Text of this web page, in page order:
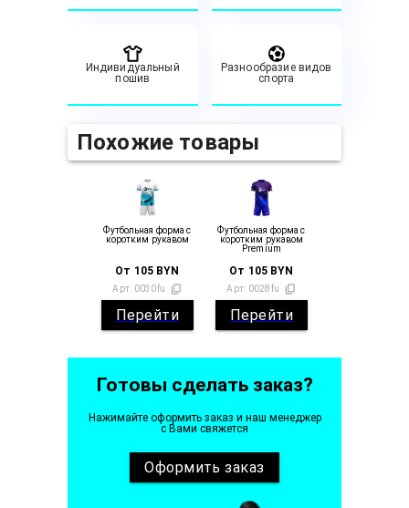
Индивидуальный
пошив
Разнообразие видов
спорта
Похожие товары
Футбольная форма с
коротким рукавом
От 105 BYN
Арт: 0030fu
Перейти
Футбольная форма с
коротким рукавом
Premium
От 105 BYN
Арт: 0028fu
Перейти
Готовы сделать заказ?
Нажимайте оформить заказ и наш менеджер
с Вами свяжется
Оформить заказ